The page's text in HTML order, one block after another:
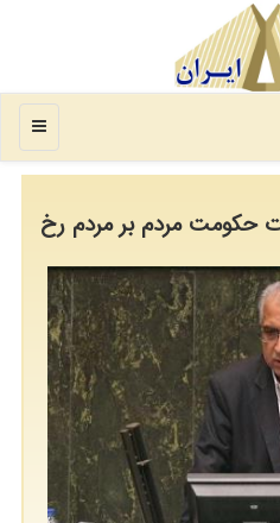
منو
حكومت مردم بر مردم رخ